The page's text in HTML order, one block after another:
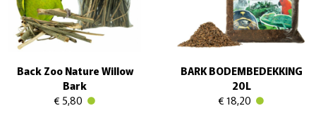
Back Zoo Nature Willow
Bark
€ 5,80
BARK BODEMBEDEKKING
20L
€ 18,20